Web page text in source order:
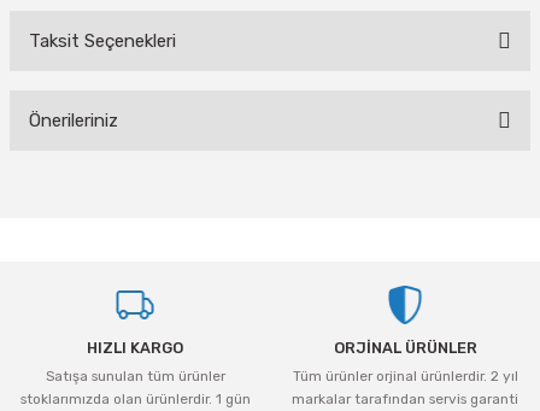
Taksit Seçenekleri
Önerileriniz
Ürün resmi kalitesiz, bozuk veya görüntülenemiyor.
Ürün açıklamasında eksik bilgiler bulunuyor.
Ürün bilgilerinde hatalar bulunuyor.
HIZLI KARGO
Satışa sunulan tüm ürünler
stoklarımızda olan ürünlerdir. 1 gün
ORJİNAL ÜRÜNLER
Tüm ürünler orjinal ürünlerdir. 2 yıl
markalar tarafından servis garanti